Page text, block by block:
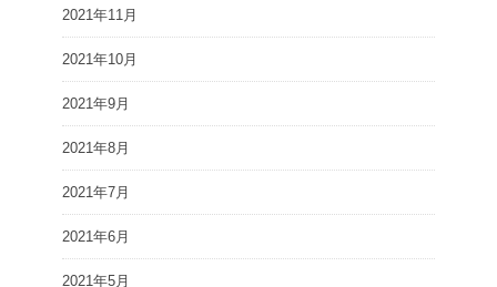
2021年11月
2021年10月
2021年9月
2021年8月
2021年7月
2021年6月
2021年5月